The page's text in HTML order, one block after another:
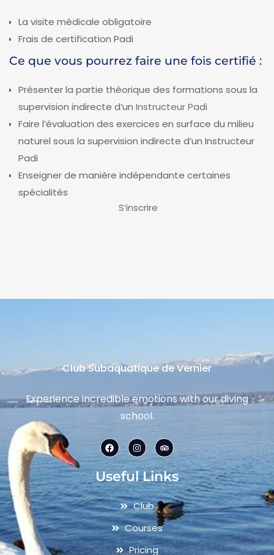
La visite médicale obligatoire
Frais de certification Padi
Ce que vous pourrez faire une fois certifié :
Présenter la partie théorique des formations sous la
supervision indirecte d’un Instructeur Padi
Faire l’évaluation des exercices en surface du milieu
naturel sous la supervision indirecte d’un Instructeur
Padi
Enseigner de manière indépendante certaines
spécialités
S’inscrire
Club Subaquatique de Vernier
Experience incredible emotions with our diving
school.
Useful Links
Club
Courses
Pricing